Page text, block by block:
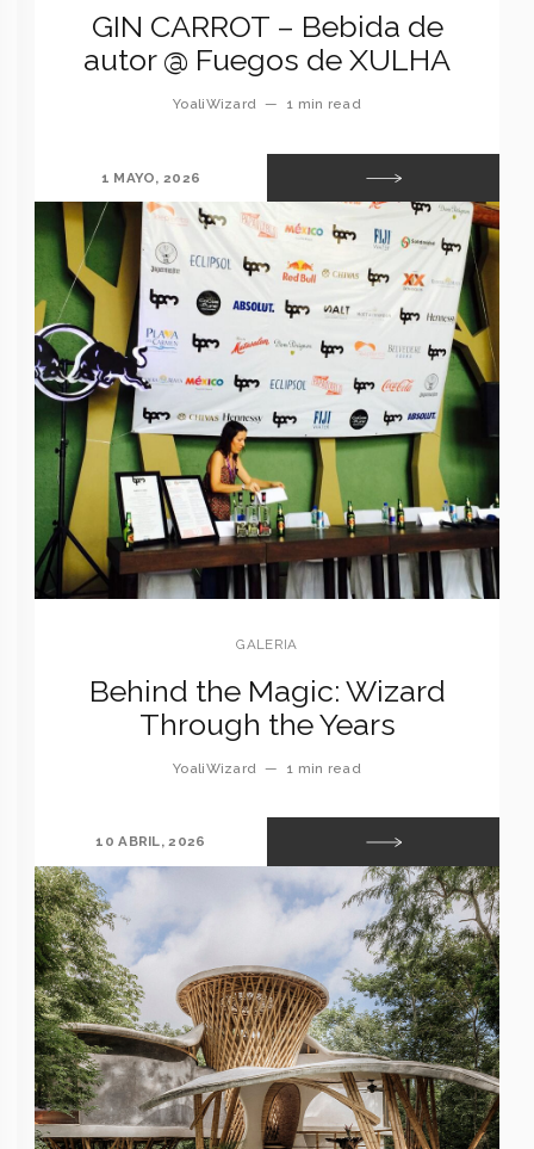
GIN CARROT – Bebida de
autor @ Fuegos de XULHA
YoaliWizard — 1 min read
1 MAYO, 2026
GALERIA
Behind the Magic: Wizard
Through the Years
YoaliWizard — 1 min read
10 ABRIL, 2026